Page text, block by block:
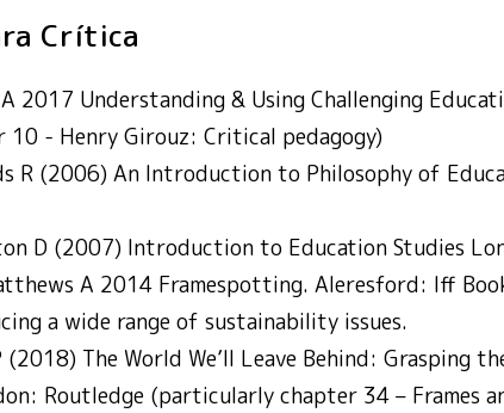
Crítica
2017 Understanding & Using Challenging
10 - Henry Girouz: Critical pedagogy)
R (2006) An Introduction to Philosophy of
D (2007) Introduction to Education Studies
A 2014 Framespotting. Aleresford: Iff
a wide range of sustainability issues.
(2018) The World We’ll Leave Behind: Grasping
Routledge (particularly chapter 34 – Frames